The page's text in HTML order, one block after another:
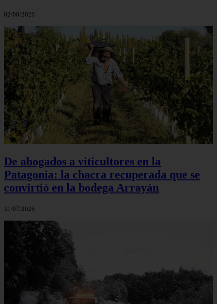
02/08/2026
De abogados a viticultores en la
Patagonia: la chacra recuperada que se
convirtió en la bodega Arrayán
31/07/2026